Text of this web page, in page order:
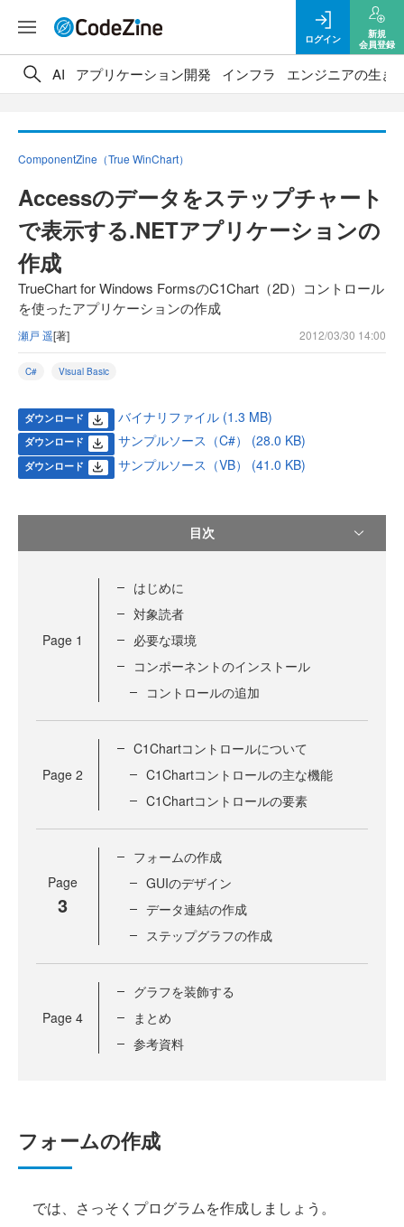
ログイン
新規
会員登録
AI アプリケーション開発 インフラ エンジニアの生き
ComponentZine（True WinChart）
Accessのデータをステップチャート
で表示する.NETアプリケーションの
作成
TrueChart for Windows FormsのC1Chart（2D）コントロール
を使ったアプリケーションの作成
瀬戸 遥[著] 2012/03/30 14:00
C# Visual Basic
ダウンロード バイナリファイル (1.3 MB)
ダウンロード サンプルソース（C#） (28.0 KB)
ダウンロード サンプルソース（VB） (41.0 KB)
目次
Page 1
はじめに
対象読者
必要な環境
コンポーネントのインストール
コントロールの追加
Page 2
C1Chartコントロールについて
C1Chartコントロールの主な機能
C1Chartコントロールの要素
Page
3
フォームの作成
GUIのデザイン
データ連結の作成
ステップグラフの作成
Page 4
グラフを装飾する
まとめ
参考資料
フォームの作成
では、さっそくプログラムを作成しましょう。